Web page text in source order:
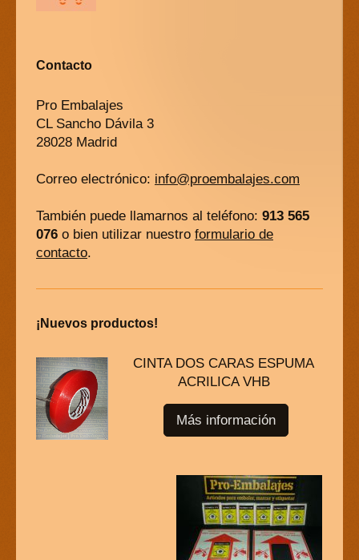
Contacto
Pro Embalajes
CL Sancho Dávila 3
28028 Madrid
Correo electrónico: info@proembalajes.com
También puede llamarnos al teléfono: 913 565
076 o bien utilizar nuestro formulario de
contacto.
¡Nuevos productos!
CINTA DOS CARAS ESPUMA
ACRILICA VHB
Más información